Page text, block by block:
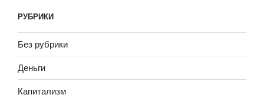
РУБРИКИ
Без рубрики
Деньги
Капитализм